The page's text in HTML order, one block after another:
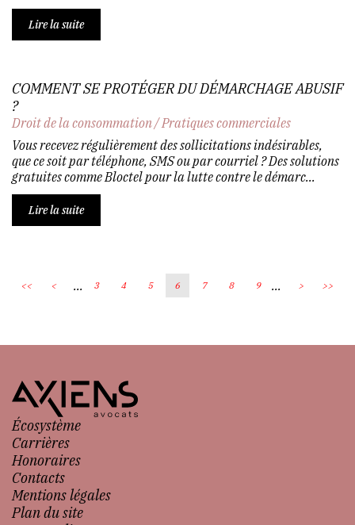
Lire la suite
COMMENT SE PROTÉGER DU DÉMARCHAGE ABUSIF
?
Droit de la consommation/Pratiques commerciales
Vous recevez régulièrement des sollicitations indésirables,
que ce soit par téléphone, SMS ou par courriel ? Des solutions
gratuites comme Bloctel pour la lutte contre le démarc...
Lire la suite
<< < ... 3 4 5 6 7 8 9 ... > >>
Écosystème
Carrières
Honoraires
Contacts
Mentions légales
Plan du site